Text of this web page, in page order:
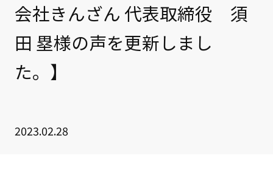
会社きんざん 代表取締役 須
田 塁様の声を更新しまし
た。】
2023.02.28